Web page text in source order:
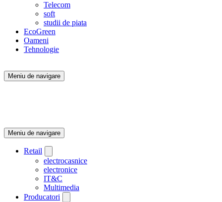
Telecom
soft
studii de piata
EcoGreen
Oameni
Tehnologie
Meniu de navigare
Meniu de navigare
Retail
electrocasnice
electronice
IT&C
Multimedia
Producatori